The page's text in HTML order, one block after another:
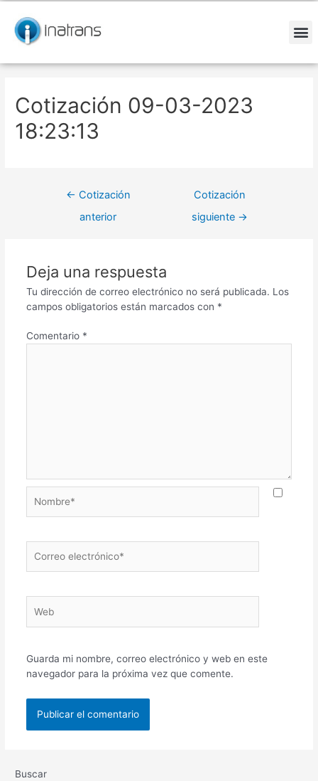
contenido
Cotización 09-03-2023
18:23:13
de
entradas
← Cotización
anterior
Cotización
siguiente →
Deja una respuesta
Tu dirección de correo electrónico no será publicada. Los
campos obligatorios están marcados con *
Comentario *
electrónico*
Guarda mi nombre, correo electrónico y web en este
navegador para la próxima vez que comente.
Buscar